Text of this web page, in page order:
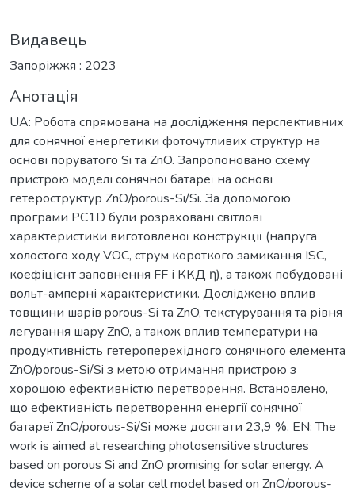
Видавець
Запоріжжя : 2023
Анотація
UA: Робота спрямована на дослідження перспективних
для сонячної енергетики фоточутливих структур на
основі поруватого Si та ZnO. Запропоновано схему
пристрою моделі сонячної батареї на основі
гетероструктур ZnO/porous-Si/Si. За допомогою
програми PC1D були розраховані світлові
характеристики виготовленої конструкції (напруга
холостого ходу VOC, струм короткого замикання ISC,
коефіцієнт заповнення FF і ККД η), а також побудовані
вольт-амперні характеристики. Досліджено вплив
товщини шарів porous-Si та ZnO, текстурування та рівня
легування шару ZnO, а також вплив температури на
продуктивність гетероперехідного сонячного елемента
ZnO/porous-Si/Si з метою отримання пристрою з
хорошою ефективністю перетворення. Встановлено,
що ефективність перетворення енергії сонячної
батареї ZnO/porous-Si/Si може досягати 23,9 %. EN: The
work is aimed at researching photosensitive structures
based on porous Si and ZnO promising for solar energy. A
device scheme of a solar cell model based on ZnO/porous-